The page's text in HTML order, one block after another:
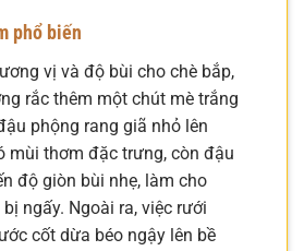
phổ biến
vị và độ bùi cho chè bắp,
rắc thêm một chút mè trắng
phộng rang giã nhỏ lên
mùi thơm đặc trưng, còn đậu
độ giòn bùi nhẹ, làm cho
ngấy. Ngoài ra, việc rưới
cốt dừa béo ngậy lên bề